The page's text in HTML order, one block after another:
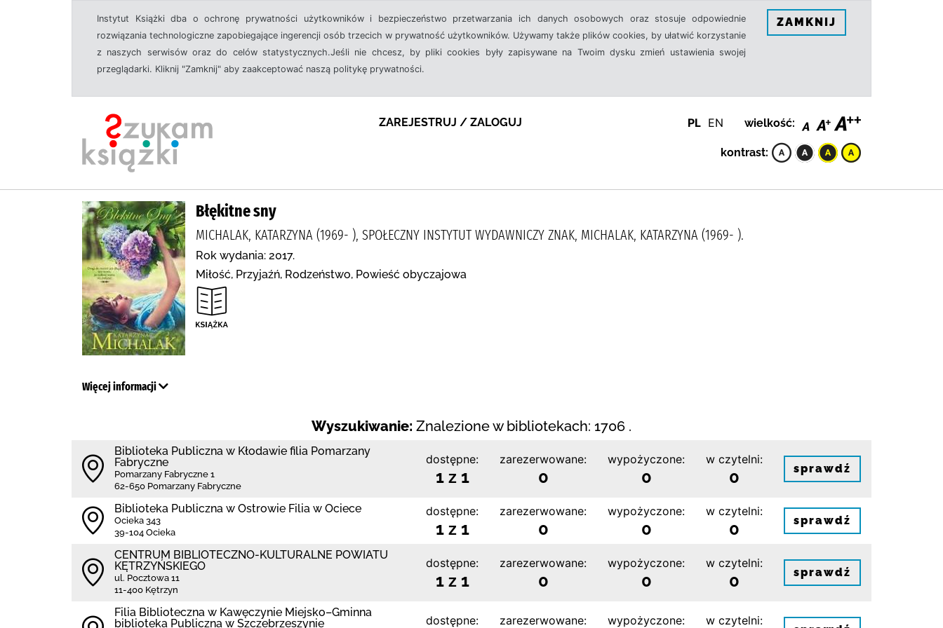
Instytut Książki dba o ochronę prywatności użytkowników i bezpieczeństwo przetwarzania ich danych osobowych oraz stosuje odpowiednie
rozwiązania technologiczne zapobiegające ingerencji osób trzecich w prywatność użytkowników. Używamy także plików cookies, by ułatwić korzystanie
z naszych serwisów oraz do celów statystycznych.Jeśli nie chcesz, by pliki cookies były zapisywane na Twoim dysku zmień ustawienia swojej
przeglądarki. Kliknij "Zamknij" aby zaakceptować naszą politykę prywatności.
ZAMKNIJ
ZAREJESTRUJ / ZALOGUJ PL EN wielkość:
kontrast:
Błękitne sny
MICHALAK, KATARZYNA (1969- ), SPOŁECZNY INSTYTUT WYDAWNICZY ZNAK, MICHALAK, KATARZYNA (1969- ).
Rok wydania: 2017.
Miłość, Przyjaźń, Rodzeństwo, Powieść obyczajowa
Więcej informacji
Wyszukiwanie: Znalezione w bibliotekach: 1706 .
Biblioteka Publiczna w Kłodawie filia Pomarzany
Fabryczne
Pomarzany Fabryczne 1
62-650 Pomarzany Fabryczne
dostępne:
1 z 1
zarezerwowane:
0
wypożyczone:
0
w czytelni:
0 sprawdź
Biblioteka Publiczna w Ostrowie Filia w Ociece
Ocieka 343
39-104 Ocieka
dostępne:
1 z 1
zarezerwowane:
0
wypożyczone:
0
w czytelni:
0 sprawdź
CENTRUM BIBLIOTECZNO-KULTURALNE POWIATU
KĘTRZYŃSKIEGO
ul. Pocztowa 11
11-400 Kętrzyn
dostępne:
1 z 1
zarezerwowane:
0
wypożyczone:
0
w czytelni:
0 sprawdź
Filia Biblioteczna w Kawęczynie Miejsko–Gminna
biblioteka Publiczna w Szczebrzeszynie
dostępne: zarezerwowane: wypożyczone: w czytelni: